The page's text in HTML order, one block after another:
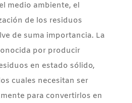
medio ambiente, el
de los residuos
de suma importancia. La
por producir
en estado sólido,
cuales necesitan ser
para convertirlos en